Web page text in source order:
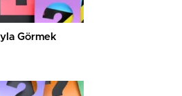
Görmek